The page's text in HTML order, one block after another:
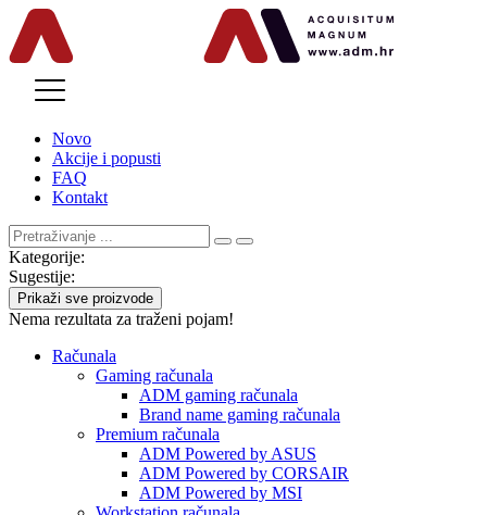
Novo
Akcije i popusti
FAQ
Kontakt
Kategorije:
Sugestije:
Prikaži sve proizvode
Nema rezultata za traženi pojam!
Računala
Gaming računala
ADM gaming računala
Brand name gaming računala
Premium računala
ADM Powered by ASUS
ADM Powered by CORSAIR
ADM Powered by MSI